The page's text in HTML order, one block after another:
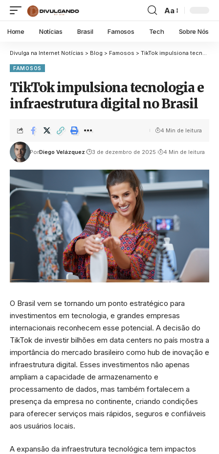
Aa
Home Notícias Brasil Famosos Tech Sobre Nós
Divulga na Internet Notícias > Blog > Famosos > TikTok impulsiona tecnologia e infraestrutura digital no Brasil
FAMOSOS
TikTok impulsiona tecnologia e
infraestrutura digital no Brasil
PorDiego Velázquez 3 de dezembro de 2025 4 Min de leitura
4 Min de leitura
O Brasil vem se tornando um ponto estratégico para
investimentos em tecnologia, e grandes empresas
internacionais reconhecem esse potencial. A decisão do
TikTok de investir bilhões em data centers no país mostra a
importância do mercado brasileiro como hub de inovação e
infraestrutura digital. Esses investimentos não apenas
ampliam a capacidade de armazenamento e
processamento de dados, mas também fortalecem a
presença da empresa no continente, criando condições
para oferecer serviços mais rápidos, seguros e confiáveis
aos usuários locais.
A expansão da infraestrutura tecnológica tem impactos